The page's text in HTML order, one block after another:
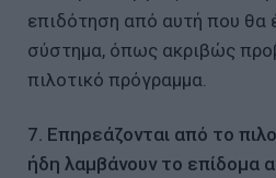
επιδότηση από αυτή που θα
σύστημα, όπως ακριβώς
πιλοτικό πρόγραμμα.
7. Επηρεάζονται από το
ήδη λαμβάνουν το επίδομα